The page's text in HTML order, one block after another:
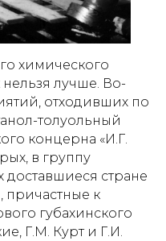
химического
нельзя лучше. Во-
отходивших по
толуольный
концерна «И.Г.
в группу
стране
к
губахинского
Г.М. Курт и Г.И.